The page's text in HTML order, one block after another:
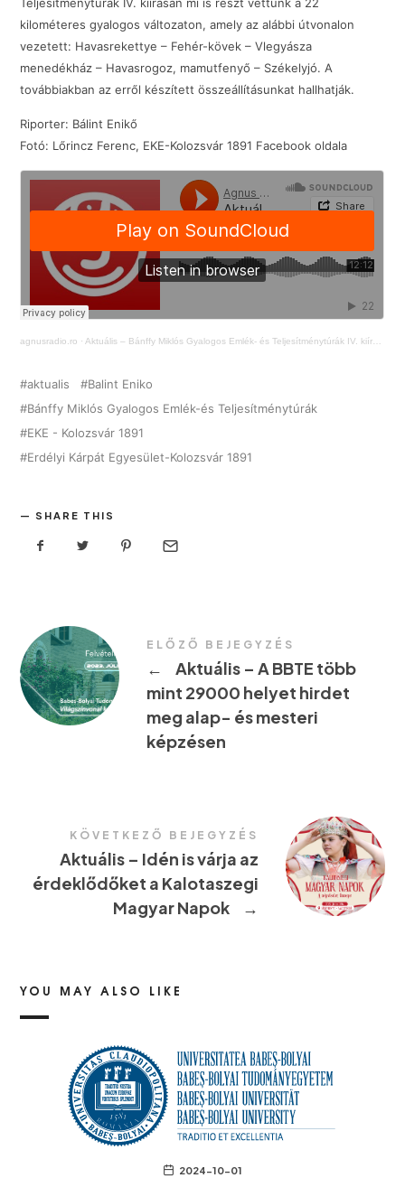
kilométeres gyalogos változaton, amely az alábbi útvonalon
vezetett: Havasrekettye – Fehér-kövek – Vlegyásza
menedékház – Havasrogoz, mamutfenyő – Székelyjó. A
továbbiakban az erről készített összeállításunkat hallhatják.
Riporter: Bálint Enikő
Fotó: Lőrincz Ferenc, EKE-Kolozsvár 1891 Facebook oldala
agnusradio.ro · Aktuális – Bánffy Miklós Gyalogos Emlék- és Teljesítménytúrák IV. kiírása
aktualis
Balint Eniko
Bánffy Miklós Gyalogos Emlék-és Teljesítménytúrák
EKE - Kolozsvár 1891
Erdélyi Kárpát Egyesület-Kolozsvár 1891
SHARE THIS
ELŐZŐ BEJEGYZÉS
←
Aktuális – A BBTE több
mint 29000 helyet hirdet
meg alap- és mesteri
képzésen
KÖVETKEZŐ BEJEGYZÉS
Aktuális – Idén is várja az
érdeklődőket a Kalotaszegi
Magyar Napok
→
YOU MAY ALSO LIKE
2024-10-01